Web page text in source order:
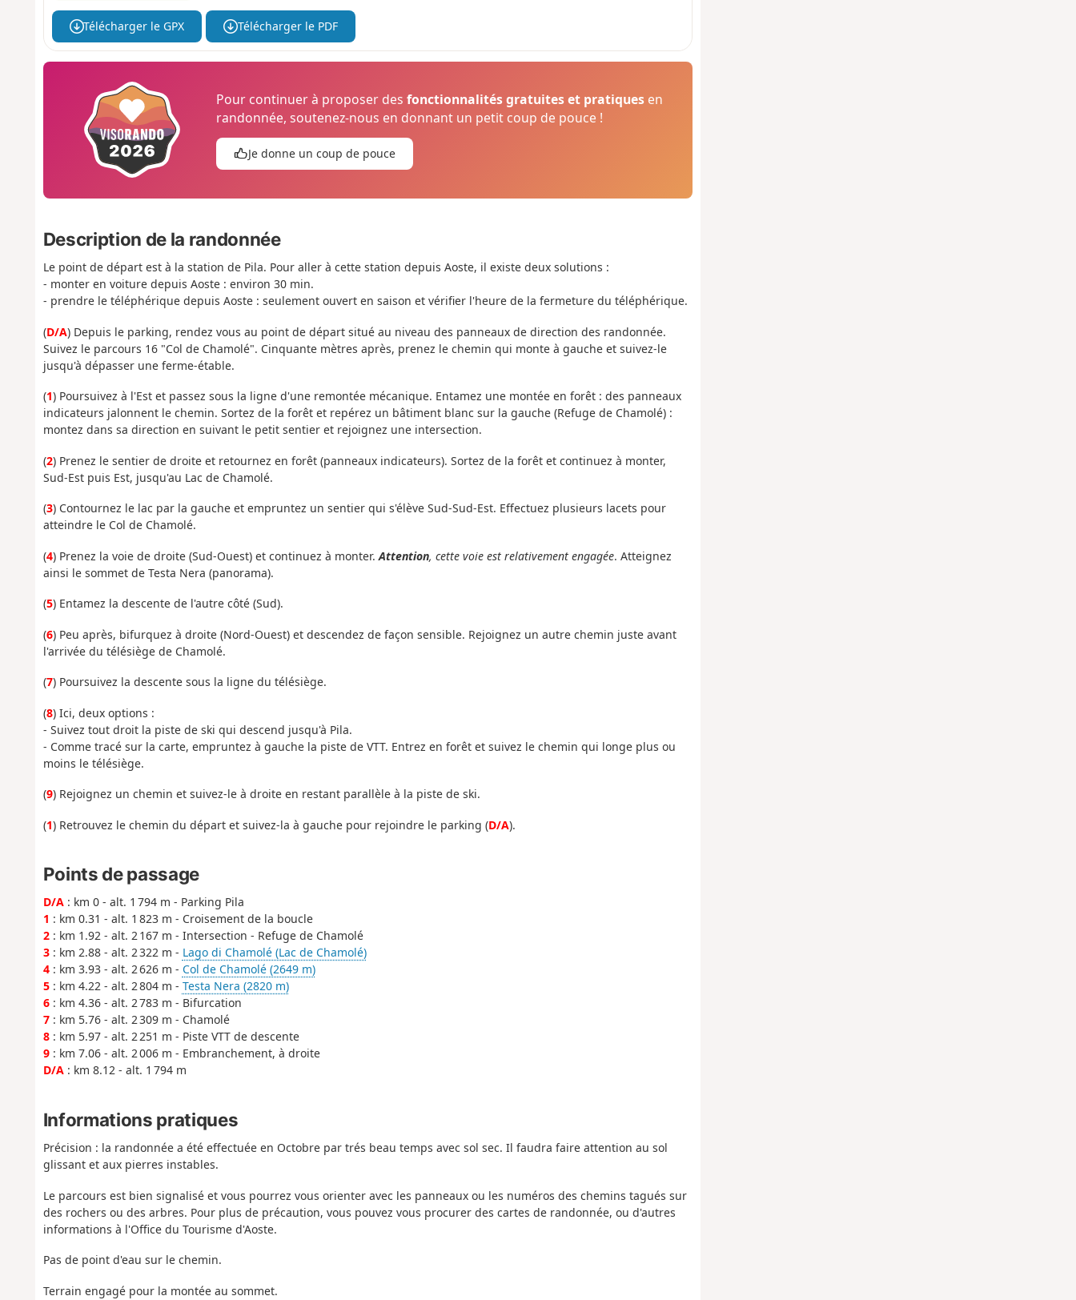
Télécharger le GPX Télécharger le PDF
Pour continuer à proposer desfonctionnalités gratuites et pratiques en
randonnée, soutenez-nous en donnant un petit coup de pouce !
Je donne un coup de pouce
Description de la randonnée
Le point de départ est à la station de Pila. Pour aller à cette station depuis Aoste, il existe deux solutions :
- monter en voiture depuis Aoste : environ 30 min.
- prendre le téléphérique depuis Aoste : seulement ouvert en saison et vérifier l'heure de la fermeture du téléphérique.
(D/A) Depuis le parking, rendez vous au point de départ situé au niveau des panneaux de direction des randonnée.
Suivez le parcours 16 "Col de Chamolé". Cinquante mètres après, prenez le chemin qui monte à gauche et suivez-le
jusqu'à dépasser une ferme-étable.
(1) Poursuivez à l'Est et passez sous la ligne d'une remontée mécanique. Entamez une montée en forêt : des panneaux
indicateurs jalonnent le chemin. Sortez de la forêt et repérez un bâtiment blanc sur la gauche (Refuge de Chamolé) :
montez dans sa direction en suivant le petit sentier et rejoignez une intersection.
(2) Prenez le sentier de droite et retournez en forêt (panneaux indicateurs). Sortez de la forêt et continuez à monter,
Sud-Est puis Est, jusqu'au Lac de Chamolé.
(3) Contournez le lac par la gauche et empruntez un sentier qui s'élève Sud-Sud-Est. Effectuez plusieurs lacets pour
atteindre le Col de Chamolé.
(4) Prenez la voie de droite (Sud-Ouest) et continuez à monter.Attention, cette voie est relativement engagée. Atteignez
ainsi le sommet de Testa Nera (panorama).
(5) Entamez la descente de l'autre côté (Sud).
(6) Peu après, bifurquez à droite (Nord-Ouest) et descendez de façon sensible. Rejoignez un autre chemin juste avant
l'arrivée du télésiège de Chamolé.
(7) Poursuivez la descente sous la ligne du télésiège.
(8) Ici, deux options :
- Suivez tout droit la piste de ski qui descend jusqu'à Pila.
- Comme tracé sur la carte, empruntez à gauche la piste de VTT. Entrez en forêt et suivez le chemin qui longe plus ou
moins le télésiège.
(9) Rejoignez un chemin et suivez-le à droite en restant parallèle à la piste de ski.
(1) Retrouvez le chemin du départ et suivez-la à gauche pour rejoindre le parking (D/A).
Points de passage
D/A: km 0 - alt. 1 794 m - Parking Pila
1 : km 0.31 - alt. 1 823 m - Croisement de la boucle
2: km 1.92 - alt. 2 167 m - Intersection - Refuge de Chamolé
3: km 2.88 - alt. 2 322 m - Lago di Chamolé (Lac de Chamolé)
4: km 3.93 - alt. 2 626 m - Col de Chamolé (2649 m)
5: km 4.22 - alt. 2 804 m - Testa Nera (2820 m)
6: km 4.36 - alt. 2 783 m - Bifurcation
7: km 5.76 - alt. 2 309 m - Chamolé
8: km 5.97 - alt. 2 251 m - Piste VTT de descente
9: km 7.06 - alt. 2 006 m - Embranchement, à droite
D/A: km 8.12 - alt. 1 794 m
Informations pratiques
Précision : la randonnée a été effectuée en Octobre par trés beau temps avec sol sec. Il faudra faire attention au sol
glissant et aux pierres instables.
Le parcours est bien signalisé et vous pourrez vous orienter avec les panneaux ou les numéros des chemins tagués sur
des rochers ou des arbres. Pour plus de précaution, vous pouvez vous procurer des cartes de randonnée, ou d'autres
informations à l'Office du Tourisme d'Aoste.
Pas de point d'eau sur le chemin.
Terrain engagé pour la montée au sommet.